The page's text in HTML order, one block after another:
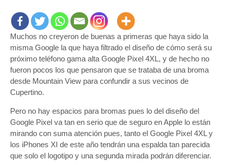
Google
Pixel
4XL
muestran
que
tendrán
3
harán
más
difícil
diferenciarlos
del
Muchos no creyeron de buenas a primeras que haya sido la
misma Google la que haya filtrado el diseño de cómo será su
próximo teléfono gama alta Google Pixel 4XL, y de hecho no
fueron pocos los que pensaron que se trataba de una broma
desde Mountain View para confundir a sus vecinos de
Cupertino.
Pero no hay espacios para bromas pues lo del diseño del
Google Pixel va tan en serio que de seguro en Apple lo están
mirando con suma atención pues, tanto el Google Pixel 4XL y
los iPhones XI de este año tendrán una espalda tan parecida
que solo el logotipo y una segunda mirada podrán diferenciar.